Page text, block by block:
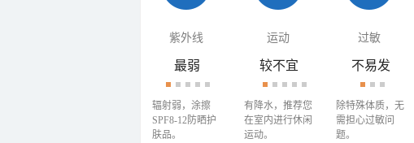
紫外线 运动 过敏
最弱
辐射弱，涂擦
SPF8-12防晒护
肤品。
较不宜
有降水，推荐您
在室内进行休闲
运动。
不易发
除特殊体质，无
需担心过敏问
题。